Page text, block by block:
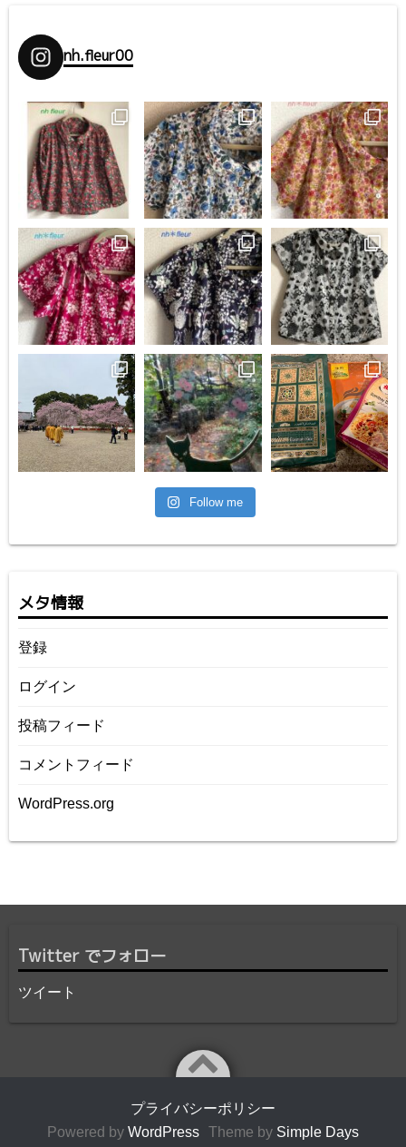
nh.fleur00
Follow me
メタ情報
登録
ログイン
投稿フィード
コメントフィード
WordPress.org
Twitter でフォロー
ツイート
プライバシーポリシー
Powered by WordPress Theme by Simple Days